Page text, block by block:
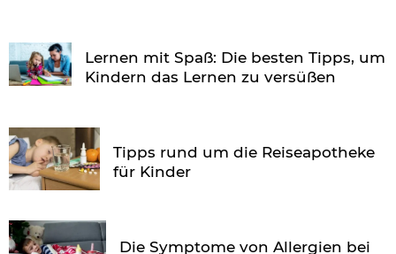
Lernen mit Spaß: Die besten Tipps, um
Kindern das Lernen zu versüßen
Tipps rund um die Reiseapotheke
für Kinder
Die Symptome von Allergien bei